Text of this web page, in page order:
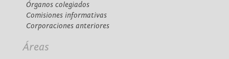
Órganos colegiados
Comisiones informativas
Corporaciones anteriores
Áreas